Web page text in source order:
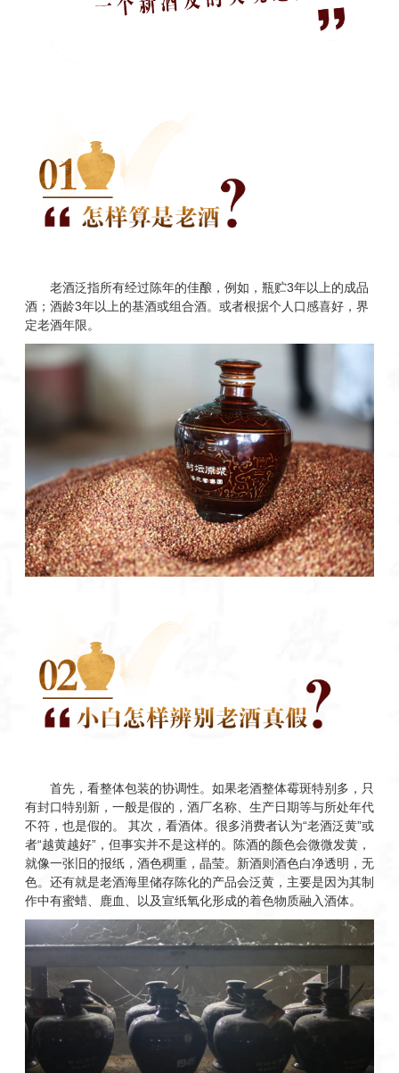
老酒泛指所有经过陈年的佳酿，例如，瓶贮3年以上的成品
酒；酒龄3年以上的基酒或组合酒。或者根据个人口感喜好，界
定老酒年限。
首先，看整体包装的协调性。如果老酒整体霉斑特别多，只
有封口特别新，一般是假的，酒厂名称、生产日期等与所处年代
不符，也是假的。 其次，看酒体。很多消费者认为“老酒泛黄”或
者“越黄越好”，但事实并不是这样的。陈酒的颜色会微微发黄，
就像一张旧的报纸，酒色稠重，晶莹。新酒则酒色白净透明，无
色。还有就是老酒海里储存陈化的产品会泛黄，主要是因为其制
作中有蜜蜡、鹿血、以及宣纸氧化形成的着色物质融入酒体。